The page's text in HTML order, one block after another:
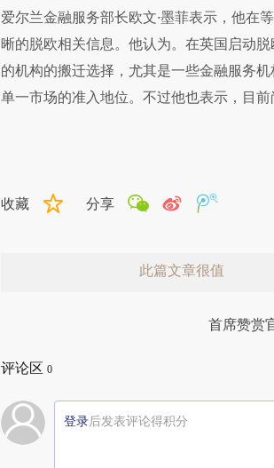
爱尔兰金融服务部长欧文·墨菲表示，他在
晰的脱欧相关信息。他认为。在英国启动
的机构的搬迁选择，尤其是一些金融服务
单一市场的准入地位。不过他也表示，目
收藏 分享
此篇文章很值
首席赞赏
评论区 0
登录后发表评论得积分